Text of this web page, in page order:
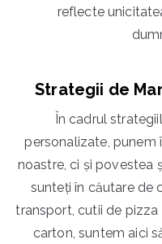
reflecte
Strategii de
În cadrul
personalizate, punem
noastre, ci și povestea
sunteți în căutare de
transport, cutii de
carton, suntem aici